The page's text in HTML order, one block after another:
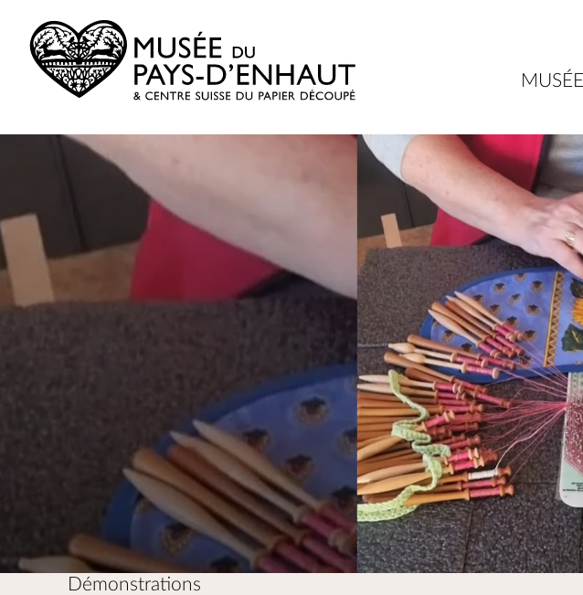
content
&
Centre
Suisse
Papier
MUSÉE
Démonstrations